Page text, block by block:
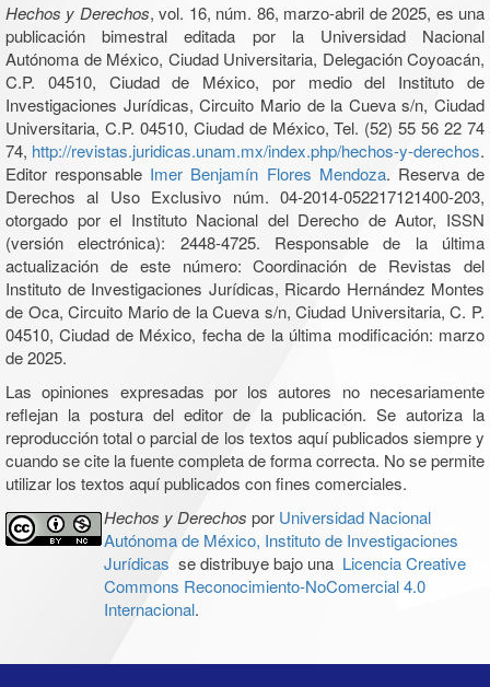
Hechos y Derechos, vol. 16, núm. 86, marzo-abril de 2025, es una
publicación bimestral editada por la Universidad Nacional
Autónoma de México, Ciudad Universitaria, Delegación Coyoacán,
C.P. 04510, Ciudad de México, por medio del Instituto de
Investigaciones Jurídicas, Circuito Mario de la Cueva s/n, Ciudad
Universitaria, C.P. 04510, Ciudad de México, Tel. (52) 55 56 22 74
74, http://revistas.juridicas.unam.mx/index.php/hechos-y-derechos.
Editor responsable Imer Benjamín Flores Mendoza. Reserva de
Derechos al Uso Exclusivo núm. 04-2014-052217121400-203,
otorgado por el Instituto Nacional del Derecho de Autor, ISSN
(versión electrónica): 2448-4725. Responsable de la última
actualización de este número: Coordinación de Revistas del
Instituto de Investigaciones Jurídicas, Ricardo Hernández Montes
de Oca, Circuito Mario de la Cueva s/n, Ciudad Universitaria, C. P.
04510, Ciudad de México, fecha de la última modificación: marzo
de 2025.
Las opiniones expresadas por los autores no necesariamente
reflejan la postura del editor de la publicación. Se autoriza la
reproducción total o parcial de los textos aquí publicados siempre y
cuando se cite la fuente completa de forma correcta. No se permite
utilizar los textos aquí publicados con fines comerciales.
Hechos y Derechos por Universidad Nacional
Autónoma de México, Instituto de Investigaciones
Jurídicas se distribuye bajo una Licencia Creative
Commons Reconocimiento-NoComercial 4.0
Internacional.